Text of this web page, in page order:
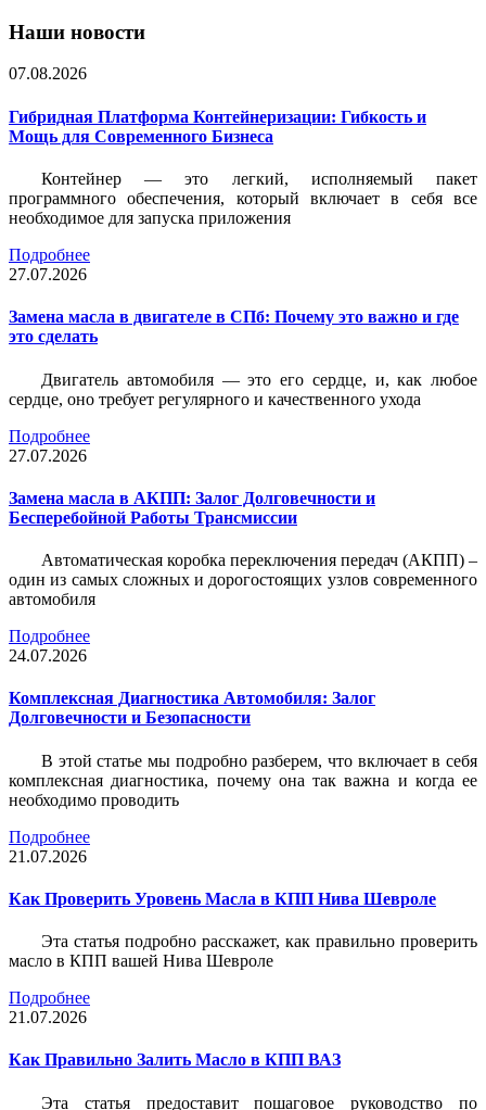
Наши новости
07.08.2026
Гибридная Платформа Контейнеризации: Гибкость и
Мощь для Современного Бизнеса
Контейнер — это легкий, исполняемый пакет
программного обеспечения, который включает в себя все
необходимое для запуска приложения
Подробнее
27.07.2026
Замена масла в двигателе в СПб: Почему это важно и где
это сделать
Двигатель автомобиля — это его сердце, и, как любое
сердце, оно требует регулярного и качественного ухода
Подробнее
27.07.2026
Замена масла в АКПП: Залог Долговечности и
Бесперебойной Работы Трансмиссии
Автоматическая коробка переключения передач (АКПП) –
один из самых сложных и дорогостоящих узлов современного
автомобиля
Подробнее
24.07.2026
Комплексная Диагностика Автомобиля: Залог
Долговечности и Безопасности
В этой статье мы подробно разберем, что включает в себя
комплексная диагностика, почему она так важна и когда ее
необходимо проводить
Подробнее
21.07.2026
Как Проверить Уровень Масла в КПП Нива Шевроле
Эта статья подробно расскажет, как правильно проверить
масло в КПП вашей Нива Шевроле
Подробнее
21.07.2026
Как Правильно Залить Масло в КПП ВАЗ
Эта статья предоставит пошаговое руководство по